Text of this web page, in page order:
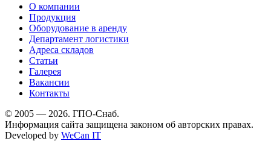
О компании
Продукция
Оборудование в аренду
Департамент логистики
Адреса складов
Статьи
Галерея
Вакансии
Контакты
© 2005 — 2026. ГПО-Снаб.
Информация сайта защищена законом об авторских правах.
Developed by WeCan IT